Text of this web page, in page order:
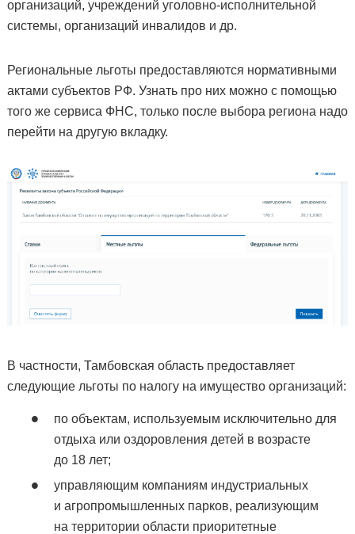
организаций, учреждений уголовно-исполнительной
системы, организаций инвалидов и др.
Региональные льготы предоставляются нормативными
актами субъектов РФ. Узнать про них можно с помощью
того же сервиса ФНС, только после выбора региона надо
перейти на другую вкладку.
В частности, Тамбовская область предоставляет
следующие льготы по налогу на имущество организаций:
по объектам, используемым исключительно для
отдыха или оздоровления детей в возрасте
до 18 лет;
управляющим компаниям индустриальных
и агропромышленных парков, реализующим
на территории области приоритетные